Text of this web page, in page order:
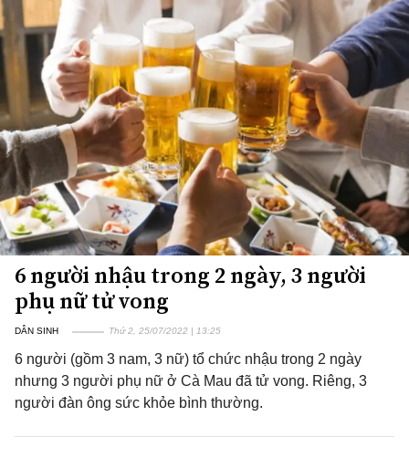
6 người nhậu trong 2 ngày, 3 người
phụ nữ tử vong
DÂN SINH Thứ 2, 25/07/2022 | 13:25
6 người (gồm 3 nam, 3 nữ) tổ chức nhậu trong 2 ngày
nhưng 3 người phụ nữ ở Cà Mau đã tử vong. Riêng, 3
người đàn ông sức khỏe bình thường.